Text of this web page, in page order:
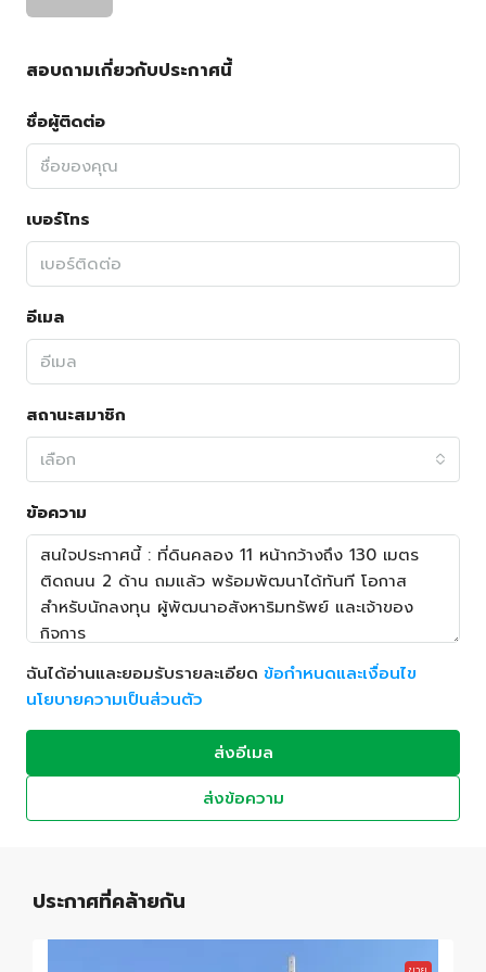
สอบถามเกี่ยวกับประกาศนี้
ชื่อผู้ติดต่อ
เบอร์โทร
อีเมล
สถานะสมาชิก
เลือก
ข้อความ
ฉันได้อ่านและยอมรับรายละเอียด ข้อกำหนดและเงื่อนไข
นโยบายความเป็นส่วนตัว
ส่งอีเมล
ส่งข้อความ
ประกาศที่คล้ายกัน